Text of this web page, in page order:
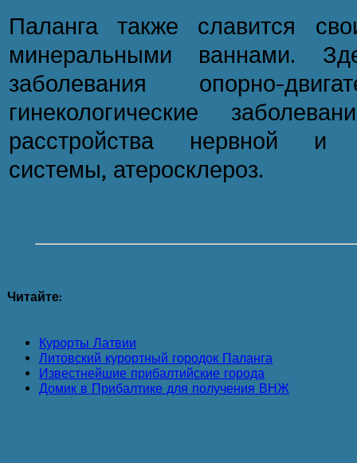
Паланга также славится
минеральными ваннами.
заболевания опорно-
гинекологические
расстройства нервной и
системы, атеросклероз.
Читайте:
Курорты Латвии
Литовский курортный городок Паланга
Известнейшие прибалтийские города
Домик в Прибалтике для получения ВНЖ